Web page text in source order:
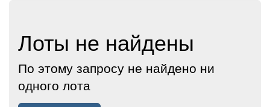
Лоты не найдены
По этому запросу не найдено ни
одного лота